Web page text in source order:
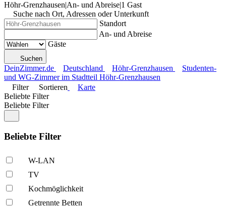
Höhr-Grenzhausen|An- und Abreise|1 Gast
Suche nach Ort, Adressen oder Unterkunft
Standort
An- und Abreise
Gäste
Suchen
DeinZimmer.de Deutschland Höhr-Grenzhausen
Studenten-
und WG-Zimmer im Stadtteil Höhr-Grenzhausen
Filter
Sortieren
Karte
Beliebte Filter
Beliebte Filter
Beliebte Filter
W-LAN
TV
Kochmöglich­keit
Getrennte Betten